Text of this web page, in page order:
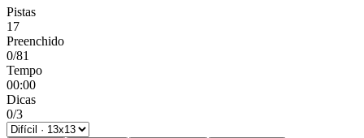
Pistas
17
Preenchido
0/81
Tempo
00:00
Dicas
0/3